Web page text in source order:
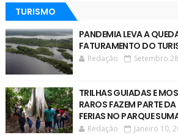
TURISMO
PANDEMIA LEVA A
FATURAMENTO DO
Redação Setembro
TRILHAS GUIADAS E
RAROS FAZEM PARTE
FERIAS NO PARQUE
Redação Janeiro 10,